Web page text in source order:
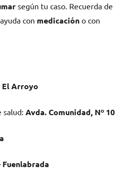
según tu caso. Recuerda dе
сοn medicación ο сοn
El Arroyo
salud: Avda. Comunidad, Nº 10
Fuenlabrada